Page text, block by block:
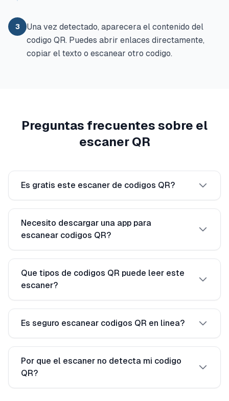
3
Una vez detectado, aparecera el contenido del
codigo QR. Puedes abrir enlaces directamente,
copiar el texto o escanear otro codigo.
Preguntas frecuentes sobre el
escaner QR
Es gratis este escaner de codigos QR?
Necesito descargar una app para
escanear codigos QR?
Que tipos de codigos QR puede leer este
escaner?
Es seguro escanear codigos QR en linea?
Por que el escaner no detecta mi codigo
QR?